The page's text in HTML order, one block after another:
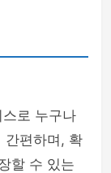
로 누구나
간편하며, 확
할 수 있는